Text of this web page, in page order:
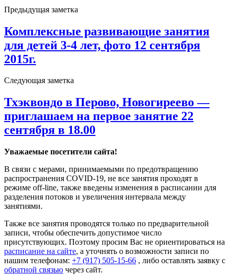
Предыдущая заметка
Комплексные развивающие занятия
для детей 3-4 лет, фото 12 сентября
2015г.
Следующая заметка
Тхэквондо в Перово, Новогиреево —
приглашаем на первое занятие 22
сентября в 18.00
Уважаемые посетители сайта!
В связи с мерами, принимаемыми по предотвращению
распространения COVID-19, не все занятия проходят в
режиме off-line, также введены изменения в расписании для
разделения потоков и увеличения интервала между
занятиями.
Также все занятия проводятся только по предварительной
записи, чтобы обеспечить допустимое число
присутствующих. Поэтому просим Вас не ориентироваться на
расписание на сайте, а уточнять о возможности записи по
нашим телефонам: +7 (917) 505-15-66 , либо оставлять заявку с
обратной связью через сайт.